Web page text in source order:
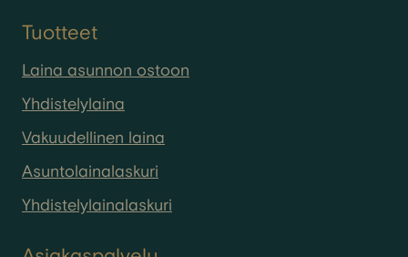
Tuotteet
Laina asunnon ostoon
Yhdistelylaina
Vakuudellinen laina
Asuntolainalaskuri
Yhdistelylainalaskuri